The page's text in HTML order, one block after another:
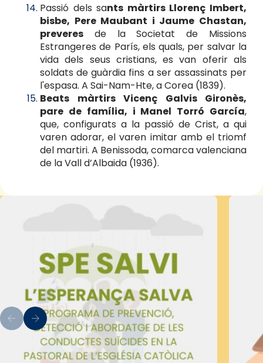
Passió dels sants màrtirs Llorenç Imbert,
bisbe, Pere Maubant i Jaume Chastan,
preveres de la Societat de Missions
Estrangeres de París, els quals, per salvar la
vida dels seus cristians, es van oferir als
soldats de guàrdia fins a ser assassinats per
l'espasa. A Sai-Nam-Hte, a Corea (1839).
Beats màrtirs Vicenç Galvis Gironès,
pare de família, i Manel Torró García,
que, configurats a la passió de Crist, a qui
varen adorar, el varen imitar amb el triomf
del martiri. A Benissoda, comarca valenciana
de la Vall d’Albaida (1936).